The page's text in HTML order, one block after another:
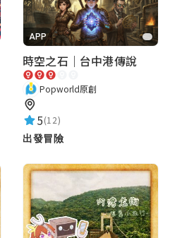
★★★★★
蹦
太複雜
APP
時空之石｜台中港傳說
Popworld原創
5(12)
出發冒險